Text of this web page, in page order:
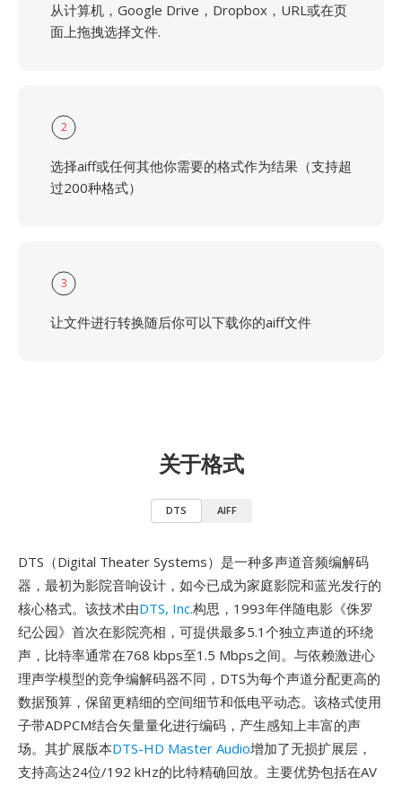
从计算机，Google Drive，Dropbox，URL或在页
面上拖拽选择文件.
2
选择aiff或任何其他你需要的格式作为结果（支持超
过200种格式）
3
让文件进行转换随后你可以下载你的aiff文件
关于格式
DTS AIFF
DTS（Digital Theater Systems）是一种多声道音频编解码
器，最初为影院音响设计，如今已成为家庭影院和蓝光发行的
核心格式。该技术由DTS, Inc.构思，1993年伴随电影《侏罗
纪公园》首次在影院亮相，可提供最多5.1个独立声道的环绕
声，比特率通常在768 kbps至1.5 Mbps之间。与依赖激进心
理声学模型的竞争编解码器不同，DTS为每个声道分配更高的
数据预算，保留更精细的空间细节和低电平动态。该格式使用
子带ADPCM结合矢量量化进行编码，产生感知上丰富的声
场。其扩展版本DTS-HD Master Audio增加了无损扩展层，
支持高达24位/192 kHz的比特精确回放。主要优势包括在AV